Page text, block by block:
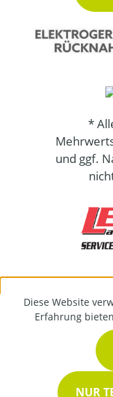
*
und ggf.
Diese Website
Erfahrung
NUR